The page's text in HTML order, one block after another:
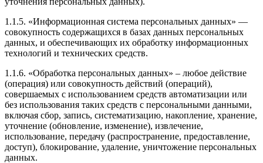
1.1.5. «Информационная система персональных данных» —
совокупность содержащихся в базах данных персональных
данных, и обеспечивающих их обработку информационных
технологий и технических средств.
1.1.6. «Обработка персональных данных» – любое действие
(операция) или совокупность действий (операций),
совершаемых с использованием средств автоматизации или
без использования таких средств с персональными данными,
включая сбор, запись, систематизацию, накопление, хранение,
уточнение (обновление, изменение), извлечение,
использование, передачу (распространение, предоставление,
доступ), блокирование, удаление, уничтожение персональных
данных.